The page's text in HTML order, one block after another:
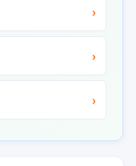
›
›
›